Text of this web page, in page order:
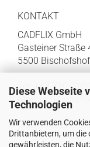
Diese Webseite
Technologien
Wir verwenden
Drittanbietern, um die
gewährleisten, die
KONTAKT
CADFLIX GmbH
Gasteiner Straße
5500
Tel: +43 720
Mail: